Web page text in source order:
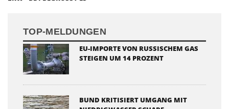
TOP-MELDUNGEN
EU-IMPORTE VON RUSSISCHEM GAS
STEIGEN UM 14 PROZENT
BUND KRITISIERT UMGANG MIT